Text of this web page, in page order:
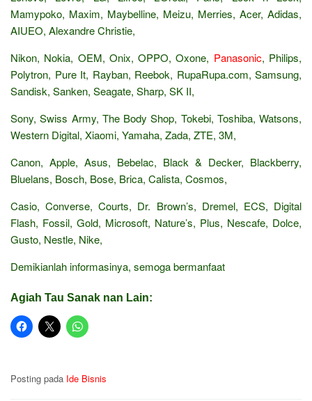
Mamypoko, Maxim, Maybelline, Meizu, Merries, Acer, Adidas,
AIUEO, Alexandre Christie,
Nikon, Nokia, OEM, Onix, OPPO, Oxone, Panasonic, Philips,
Polytron, Pure It, Rayban, Reebok, RupaRupa.com, Samsung,
Sandisk, Sanken, Seagate, Sharp, SK II,
Sony, Swiss Army, The Body Shop, Tokebi, Toshiba, Watsons,
Western Digital, Xiaomi, Yamaha, Zada, ZTE, 3M,
Canon, Apple, Asus, Bebelac, Black & Decker, Blackberry,
Bluelans, Bosch, Bose, Brica, Calista, Cosmos,
Casio, Converse, Courts, Dr. Brown’s, Dremel, ECS, Digital
Flash, Fossil, Gold, Microsoft, Nature’s, Plus, Nescafe, Dolce,
Gusto, Nestle, Nike,
Demikianlah informasinya, semoga bermanfaat
Agiah Tau Sanak nan Lain:
Posting pada Ide Bisnis